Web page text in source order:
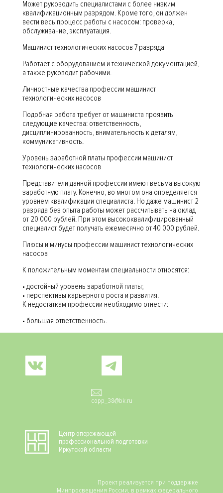
Может руководить специалистами с более низким
квалификационным разрядом. Кроме того, он должен
вести весь процесс работы с насосом: проверка,
обслуживание, эксплуатация.
Машинист технологических насосов 7 разряда
Работает с оборудованием и технической документацией,
а также руководит рабочими.
Личностные качества профессии машинист
технологических насосов
Подобная работа требует от машиниста проявить
следующие качества: ответственность,
дисциплинированность, внимательность к деталям,
коммуникативность.
Уровень заработной платы профессии машинист
технологических насосов
Представители данной профессии имеют весьма высокую
заработную плату. Конечно, во многом она определяется
уровнем квалификации специалиста. Но даже машинист 2
разряда без опыта работы может рассчитывать на оклад
от 20 000 рублей. При этом высококвалифицированный
специалист будет получать ежемесячно от 40 000 рублей.
Плюсы и минусы профессии машинист технологических
насосов
К положительным моментам специальности относятся:
• достойный уровень заработной платы;
• перспективы карьерного роста и развития.
К недостаткам профессии необходимо отнести:
• большая ответственность.
Social
copp_38@bk.ru
Центр опережающей
профессиональной подготовки
Иркутской области
Проект реализуется при поддержке
Минпросвещения России, в рамках федерального